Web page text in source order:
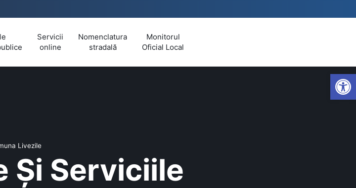
Servicii
online
Nomenclatura
stradală
Monitorul
Oficial Local
Livezile
Și Serviciile